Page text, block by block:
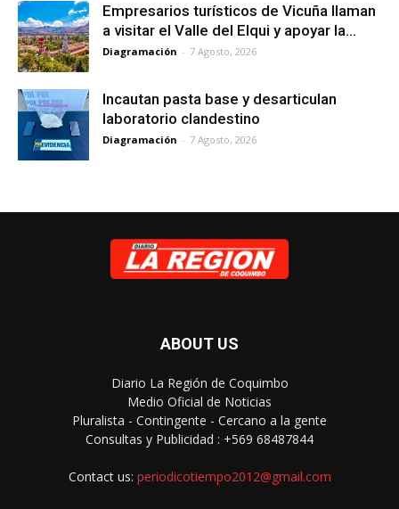
Empresarios turísticos de Vicuña llaman
a visitar el Valle del Elqui y apoyar la...
Diagramación - 7 Agosto, 2026
Incautan pasta base y desarticulan
laboratorio clandestino
Diagramación - 7 Agosto, 2026
ABOUT US
Diario La Región de Coquimbo
Medio Oficial de Noticias
Pluralista - Contingente - Cercano a la gente
Consultas y Publicidad : +569 68487844
Contact us: periodicotiempo2012@gmail.com